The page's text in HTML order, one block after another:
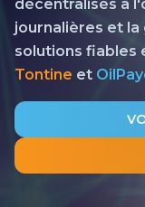
décentralisés à
journalières et la
solutions fiables
Tontine et